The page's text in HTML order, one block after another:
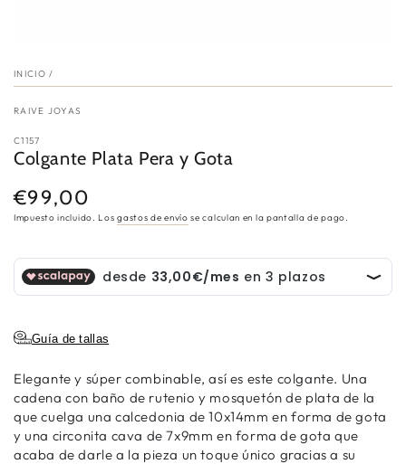
INICIO /
RAIVE JOYAS
C1157
Colgante Plata Pera y Gota
Precio
regular
€99,00
Impuesto incluido. Losgastos de envío se calculan en la pantalla de pago.
Guía de tallas
Elegante y súper combinable, así es este colgante. Una
cadena con baño de rutenio y mosquetón de plata de la
que cuelga una calcedonia de 10x14mm en forma de gota
y una circonita cava de 7x9mm en forma de gota que
acaba de darle a la pieza un toque único gracias a su